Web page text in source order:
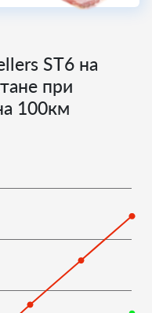
ST6 на
при
100км